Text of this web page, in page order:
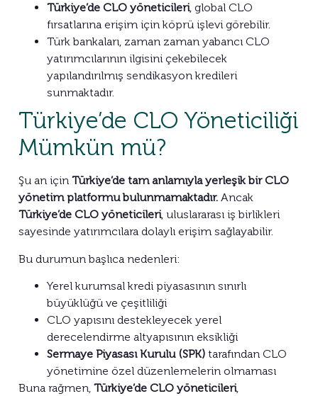
Türkiye’de CLO yöneticileri, global CLO
fırsatlarına erişim için köprü işlevi görebilir.
Türk bankaları, zaman zaman yabancı CLO
yatırımcılarının ilgisini çekebilecek
yapılandırılmış sendikasyon kredileri
sunmaktadır.
Türkiye’de CLO Yöneticiliği
Mümkün mü?
Şu an için Türkiye’de tam anlamıyla yerleşik bir CLO
yönetim platformu bulunmamaktadır. Ancak
Türkiye’de CLO yöneticileri, uluslararası iş birlikleri
sayesinde yatırımcılara dolaylı erişim sağlayabilir.
Bu durumun başlıca nedenleri:
Yerel kurumsal kredi piyasasının sınırlı
büyüklüğü ve çeşitliliği
CLO yapısını destekleyecek yerel
derecelendirme altyapısının eksikliği
Sermaye Piyasası Kurulu (SPK) tarafından CLO
yönetimine özel düzenlemelerin olmaması
Buna rağmen, Türkiye’de CLO yöneticileri,